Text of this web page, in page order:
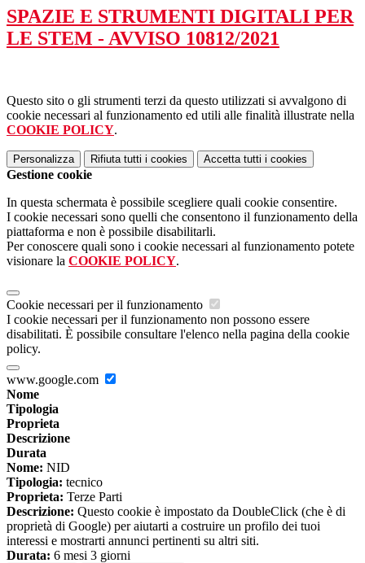
SPAZIE E STRUMENTI DIGITALI PER
LE STEM - AVVISO 10812/2021
Questo sito o gli strumenti terzi da questo utilizzati si avvalgono di
cookie necessari al funzionamento ed utili alle finalità illustrate nella
COOKIE POLICY.
Personalizza Rifiuta tutti i cookies Accetta tutti i cookies
Gestione cookie
In questa schermata è possibile scegliere quali cookie consentire.
I cookie necessari sono quelli che consentono il funzionamento della
piattaforma e non è possibile disabilitarli.
Per conoscere quali sono i cookie necessari al funzionamento potete
visionare la COOKIE POLICY.
Cookie necessari per il funzionamento
I cookie necessari per il funzionamento non possono essere
disabilitati. È possibile consultare l'elenco nella pagina della cookie
policy.
www.google.com
Nome
Tipologia
Proprieta
Descrizione
Durata
Nome: NID
Tipologia: tecnico
Proprieta: Terze Parti
Descrizione: Questo cookie è impostato da DoubleClick (che è di
proprietà di Google) per aiutarti a costruire un profilo dei tuoi
interessi e mostrarti annunci pertinenti su altri siti.
Durata: 6 mesi 3 giorni